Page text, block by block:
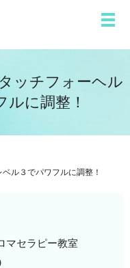
メ
ッチフォーヘル
に調整！
ル３でパワフルに調整！
マセラピー教室